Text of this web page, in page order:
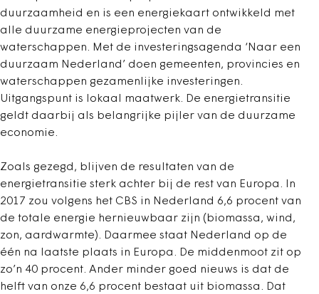
duurzaamheid en is een energiekaart ontwikkeld met
alle duurzame energieprojecten van de
waterschappen. Met de investeringsagenda ‘Naar een
duurzaam Nederland’ doen gemeenten, provincies en
waterschappen gezamenlijke investeringen.
Uitgangspunt is lokaal maatwerk. De energietransitie
geldt daarbij als belangrijke pijler van de duurzame
economie.
Zoals gezegd, blijven de resultaten van de
energietransitie sterk achter bij de rest van Europa. In
2017 zou volgens het CBS in Nederland 6,6 procent van
de totale energie hernieuwbaar zijn (biomassa, wind,
zon, aardwarmte). Daarmee staat Nederland op de
één na laatste plaats in Europa. De middenmoot zit op
zo’n 40 procent. Ander minder goed nieuws is dat de
helft van onze 6,6 procent bestaat uit biomassa. Dat